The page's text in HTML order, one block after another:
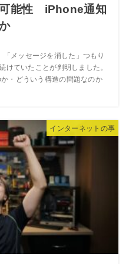
可能性 iPhone通知
メッセージを消した」つもり
けていたことが判明しました。
・どういう構造の問題なのか
インターネットの事